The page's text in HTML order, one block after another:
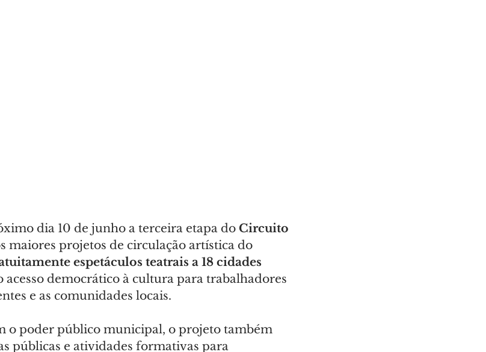
dia 10 de junho a terceira etapa do Circuito
maiores projetos de circulação artística do
espetáculos teatrais a 18 cidades
acesso democrático à cultura para trabalhadores
e as comunidades locais.
o poder público municipal, o projeto também
públicas e atividades formativas para